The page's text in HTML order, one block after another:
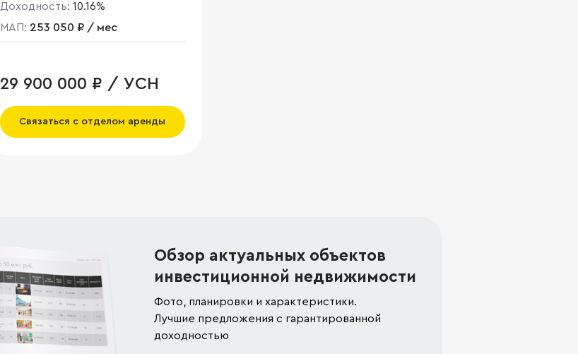
Доходность: 10.16%
МАП: 253 050 ₽ / мес
29 900 000 ₽ / УСН
Связаться с отделом аренды
Обзор актуальных объектов
инвестиционной недвижимости
Фото, планировки и характеристики.
Лучшие предложения с гарантированной
доходностью